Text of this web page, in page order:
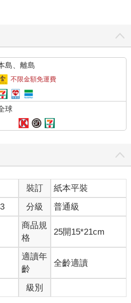
島、離島
不限金額免運費
球
裝訂
紙本平裝
分級 普通級
商品規
格
25開15*21cm
適讀年
齡
全齡適讀
級別